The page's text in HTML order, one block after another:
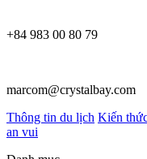
+84 983 00 80 79
marcom@crystalbay.com
Thông tin du lịch Kiến
an vui